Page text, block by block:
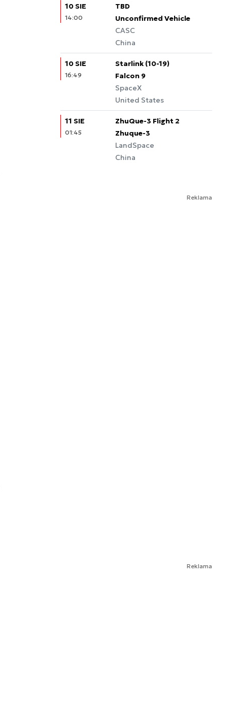
10 SIE
14:00
TBD
Unconfirmed Vehicle
CASC
China
10 SIE
16:49
Starlink (10-19)
Falcon 9
SpaceX
United States
11 SIE
01:45
ZhuQue-3 Flight 2
Zhuque-3
LandSpace
China
Reklama
Reklama